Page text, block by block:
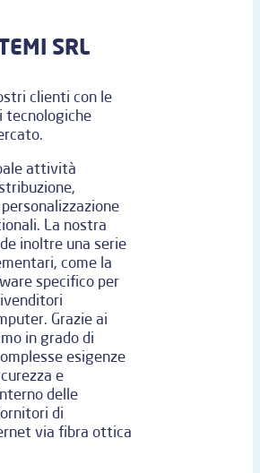
SRL
clienti con le
tecnologiche
attività
La nostra
inoltre una serie
come la
specifico per
Grazie ai
in grado di
esigenze
e
delle
di
via fibra ottica